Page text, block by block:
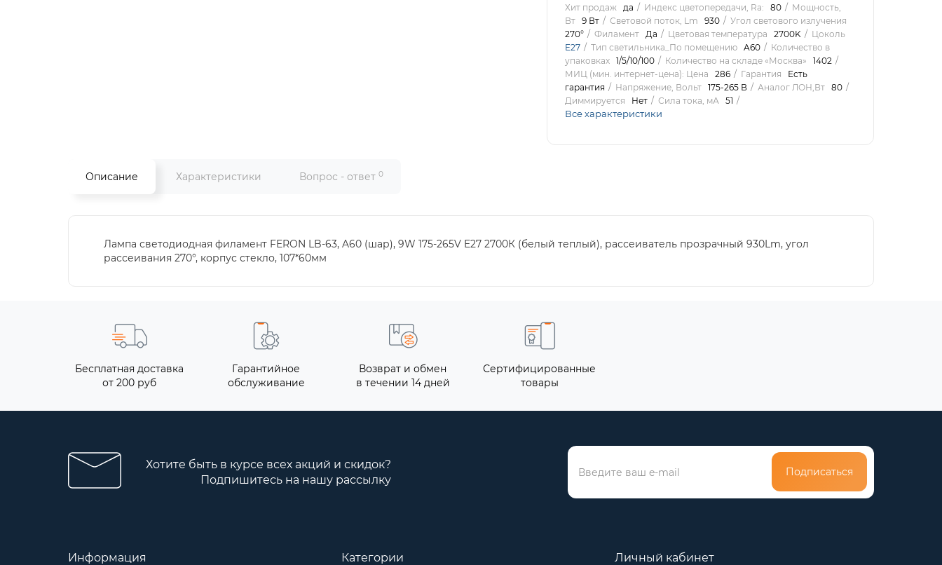
Хит продаж
да Индекс цветопередачи, Ra: 80
Мощность,
Вт
9 Вт Световой поток, Lm 930
Угол светового излучения
270°
Филамент Да Цветовая температура 2700K
Цоколь
E27
Тип светильника_По помещению A60
Количество в
упаковках
1/5/10/100 Количество на складе «Москва»
1402
МИЦ (мин. интернет-цена): Цена
286 Гарантия
Есть
гарантия
Напряжение, Вольт 175-265 В Аналог ЛОН,Вт
80
Диммируется
Нет Сила тока, мА 51
Все характеристики
Описание Характеристики Вопрос - ответ 0
Лампа светодиодная филамент FERON LB-63, A60 (шар), 9W 175-265V E27 2700К (белый теплый), рассеиватель прозрачный 930Lm, угол
рассеивания 270°, корпус стекло, 107*60мм
Бесплатная доставка
от 200 руб
Гарантийное
обслуживание
Возврат и обмен
в течении 14 дней
Сертифицированные
товары
Хотите быть в курсе всех акций и скидок?
Подпишитесь на нашу рассылку
Подписаться
Информация Категории Личный кабинет